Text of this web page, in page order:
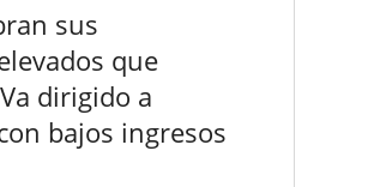
sus
que
dirigido a
bajos ingresos